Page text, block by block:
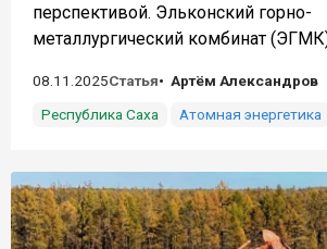
перспективой. Эльконский горно-
металлургический комбинат
08.11.2025Статья
Артём Александров
Республика Саха
Атомная энергетика